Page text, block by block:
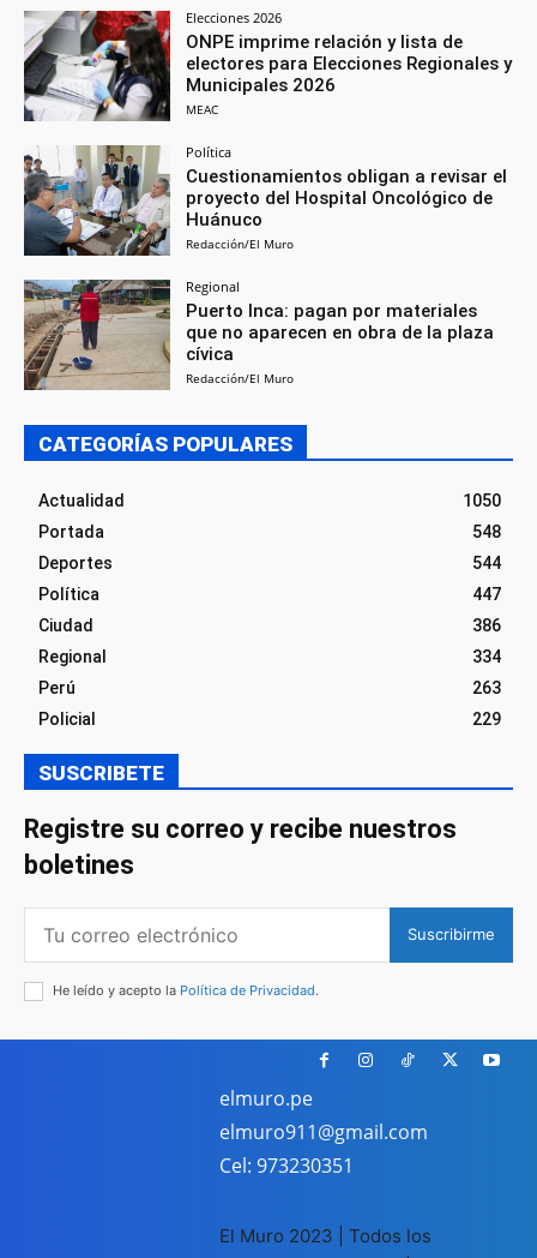
Elecciones 2026
ONPE imprime relación y lista de
electores para Elecciones Regionales y
Municipales 2026
MEAC
Política
Cuestionamientos obligan a revisar el
proyecto del Hospital Oncológico de
Huánuco
Redacción/El Muro
Regional
Puerto Inca: pagan por materiales
que no aparecen en obra de la plaza
cívica
Redacción/El Muro
CATEGORÍAS POPULARES
Actualidad
1050
Portada
548
Deportes
544
Política
447
Ciudad
386
Regional
334
Perú
263
Policial
229
SUSCRIBETE
Registre su correo y recibe nuestros
boletines
Suscribirme
He leído y acepto la Política de Privacidad.
elmuro.pe
elmuro911@gmail.com
Cel: 973230351
El Muro 2023 | Todos los